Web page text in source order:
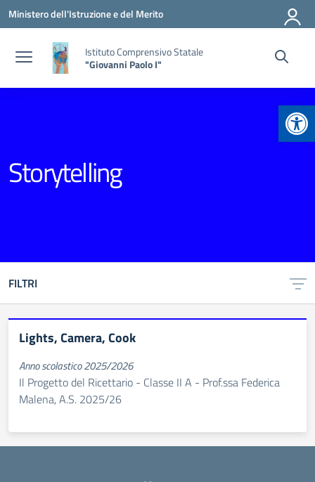
Vai ai contenuti
Vai al menu di navigazione
Vai al footer
Ministero dell'Istruzione e del Merito
Istituto Comprensivo Statale
"Giovanni Paolo I"
Storytelling
FILTRI
Lights, Camera, Cook
Anno scolastico 2025/2026
Il Progetto del Ricettario - Classe II A - Prof.ssa Federica
Malena, A.S. 2025/26